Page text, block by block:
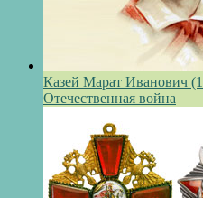
Казей Марат Иванович
Отечественная война